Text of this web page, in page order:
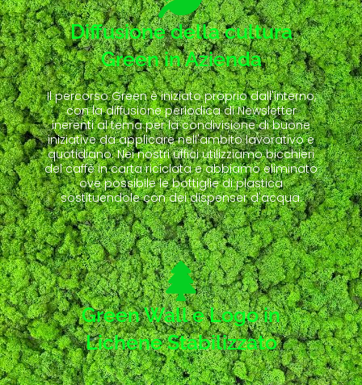
Diffusione della cultura
Green in Azienda
Il percorso Green è iniziato proprio dall'interno,
con la diffusione periodica di Newsletter
inerenti al tema per la condivisione di buone
iniziative da applicare nell'ambito lavorativo e
quotidiano. Nei nostri uffici utilizziamo bicchieri
del caffè in carta riciclata e abbiamo eliminato
ove possibile le bottiglie di plastica
sostituendole con dei dispenser d'acqua.
Green Wall e Logo in
Lichene Stabilizzato